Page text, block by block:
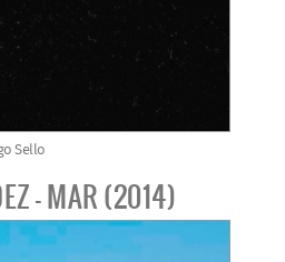
Sello
- MAR (2014)